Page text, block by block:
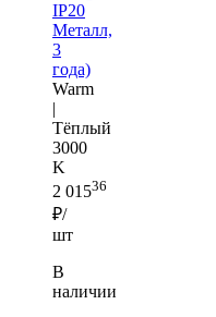
IP20
Металл,
3
года)
Warm
|
Тёплый
3000
K
2 01536
₽/
шт
В
наличии